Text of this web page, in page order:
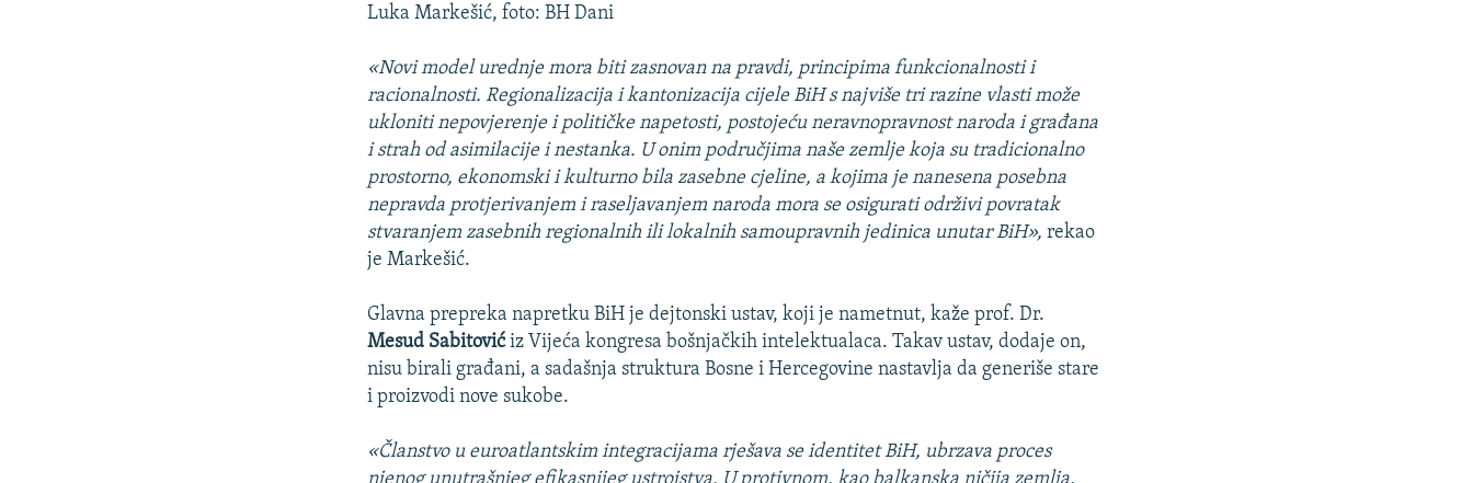
Luka Markešić, foto: BH Dani
«Novi model urednje mora biti zasnovan na pravdi, principima funkcionalnosti i
racionalnosti. Regionalizacija i kantonizacija cijele BiH s najviše tri razine vlasti može
ukloniti nepovjerenje i političke napetosti, postojeću neravnopravnost naroda i građana
i strah od asimilacije i nestanka. U onim područjima naše zemlje koja su tradicionalno
prostorno, ekonomski i kulturno bila zasebne cjeline, a kojima je nanesena posebna
nepravda protjerivanjem i raseljavanjem naroda mora se osigurati održivi povratak
stvaranjem zasebnih regionalnih ili lokalnih samoupravnih jedinica unutar BiH»,rekao
je Markešić.
Glavna prepreka napretku BiH je dejtonski ustav, koji je nametnut, kaže prof. Dr.
Mesud Sabitovićiz Vijeća kongresa bošnjačkih intelektualaca. Takav ustav, dodaje on,
nisu birali građani, a sadašnja struktura Bosne i Hercegovine nastavlja da generiše stare
i proizvodi nove sukobe.
«Članstvo u euroatlantskim integracijama rješava se identitet BiH, ubrzava proces